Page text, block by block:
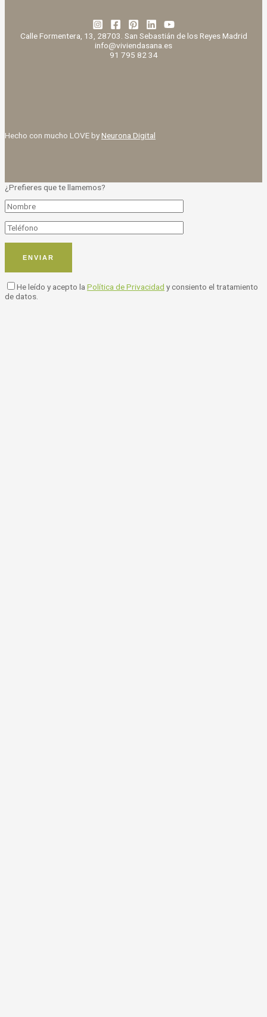
Calle Formentera, 13, 28703. San Sebastián de los Reyes Madrid
info@viviendasana.es
91 795 82 34
Hecho con mucho LOVE byNeurona Digital
¿Prefieres que te llamemos?
He leído y acepto la Política de Privacidad y consiento el tratamiento
de datos.